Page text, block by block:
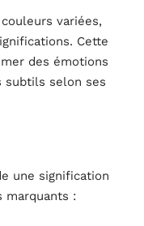
variées,
Cette
des émotions
subtils selon ses
une signification
marquants :